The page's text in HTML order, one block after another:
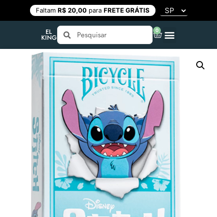
Faltam R$ 20,00para FRETE GRÁTIS
EL
KING
0